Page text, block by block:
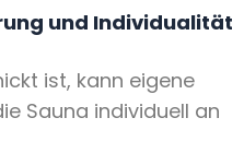
und Individualität
ist, kann eigene
Sauna individuell an